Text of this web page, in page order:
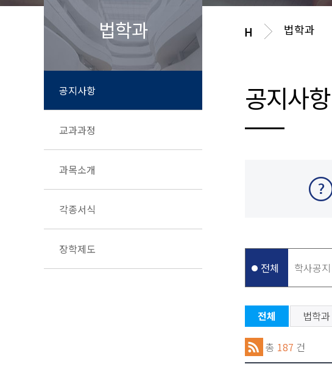
법학과
공지사항
교과과정
과목소개
각종서식
장학제도
법학과
공지사항
전체 학사공지
전체 법학과
총 187 건